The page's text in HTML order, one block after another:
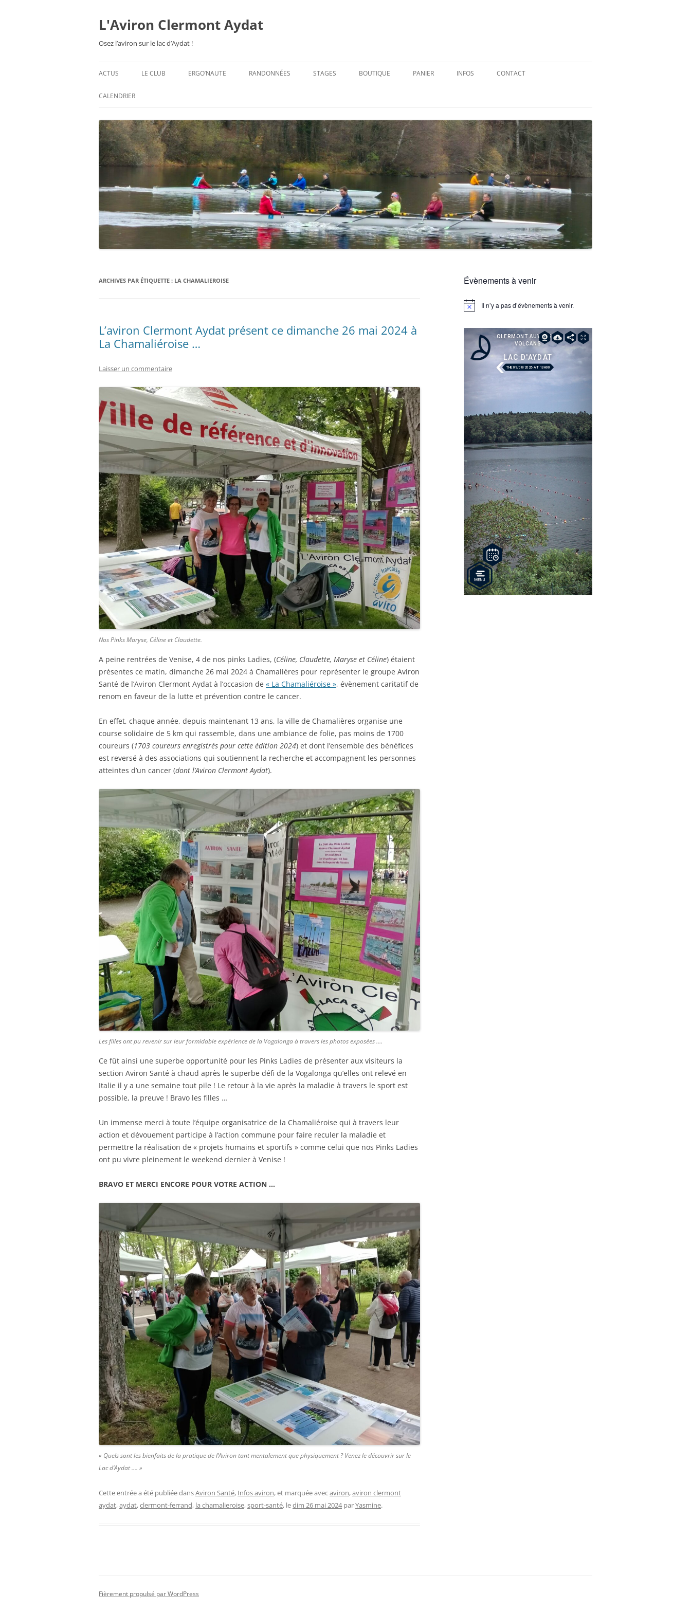
L'Aviron Clermont Aydat
Osez l’aviron sur le lac d’Aydat !
ACTUS LE CLUB
ESPACE ADHÉSION
TARIFS 2026-27
ERGO’NAUTE RANDONNÉES STAGES BOUTIQUE PANIER INFOS
RÉGLEMENT INTÉRIEUR
RÉGLEMENT DE LA FFA
MENTIONS LÉGALES
PARTENAIRES
CONTACT
CALENDRIER
ARCHIVES PAR ÉTIQUETTE : LA CHAMALIEROISE
L’aviron Clermont Aydat présent ce dimanche 26 mai 2024 à
La Chamaliéroise …
Laisser un commentaire
Nos Pinks Maryse, Céline et Claudette.
A peine rentrées de Venise, 4 de nos pinks Ladies, (Céline, Claudette, Maryse et Céline) étaient
présentes ce matin, dimanche 26 mai 2024 à Chamalières pour représenter le groupe Aviron
Santé de l’Aviron Clermont Aydat à l’occasion de « La Chamaliéroise », évènement caritatif de
renom en faveur de la lutte et prévention contre le cancer.
En effet, chaque année, depuis maintenant 13 ans, la ville de Chamalières organise une
course solidaire de 5 km qui rassemble, dans une ambiance de folie, pas moins de 1700
coureurs (1703 coureurs enregistrés pour cette édition 2024) et dont l’ensemble des bénéfices
est reversé à des associations qui soutiennent la recherche et accompagnent les personnes
atteintes d’un cancer (dont l’Aviron Clermont Aydat).
Les filles ont pu revenir sur leur formidable expérience de la Vogalonga à travers les photos exposées ….
Ce fût ainsi une superbe opportunité pour les Pinks Ladies de présenter aux visiteurs la
section Aviron Santé à chaud après le superbe défi de la Vogalonga qu’elles ont relevé en
Italie il y a une semaine tout pile ! Le retour à la vie après la maladie à travers le sport est
possible, la preuve ! Bravo les filles …
Un immense merci à toute l’équipe organisatrice de la Chamaliéroise qui à travers leur
action et dévouement participe à l’action commune pour faire reculer la maladie et
permettre la réalisation de « projets humains et sportifs » comme celui que nos Pinks Ladies
ont pu vivre pleinement le weekend dernier à Venise !
BRAVO ET MERCI ENCORE POUR VOTRE ACTION …
« Quels sont les bienfaits de la pratique de l’Aviron tant mentalement que physiquement ? Venez le découvrir sur le
Lac d’Aydat …. »
Cette entrée a été publiée dansAviron Santé, Infos aviron, et marquée avecaviron,aviron clermont
aydat,aydat,clermont-ferrand, la chamalieroise,sport-santé, ledim 26 mai 2024 parYasmine.
Évènements à venir
Notice Il n’y a pas d’évènements à venir.
Fièrement propulsé par WordPress